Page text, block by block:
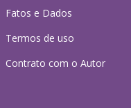
Fatos e Dados
Termos de uso
Contrato com o Autor